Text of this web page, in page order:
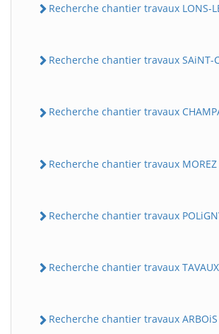
Recherche chantier travaux LONS-
Recherche chantier travaux SAiNT-
Recherche chantier travaux
Recherche chantier travaux MOREZ
Recherche chantier travaux
Recherche chantier travaux TAVAUX
Recherche chantier travaux ARBOiS